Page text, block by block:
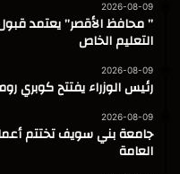
2026-08-09
التعليم الخاص
2026-08-09
رئيس الوزراء يفتتح كوبري
2026-08-09
جامعة بني سويف تختتم
العامة